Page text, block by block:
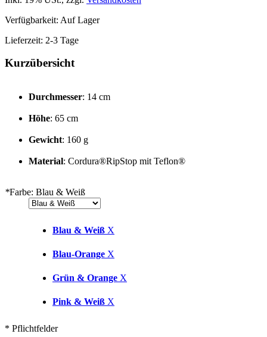
Verfügbarkeit: Auf Lager
Lieferzeit: 2-3 Tage
Kurzübersicht
Durchmesser: 14 cm
Höhe: 65 cm
Gewicht: 160 g
Material: Cordura®RipStop mit Teflon®
*Farbe: Blau & Weiß
Blau & Weiß X
Blau-Orange X
Grün & Orange X
Pink & Weiß X
* Pflichtfelder